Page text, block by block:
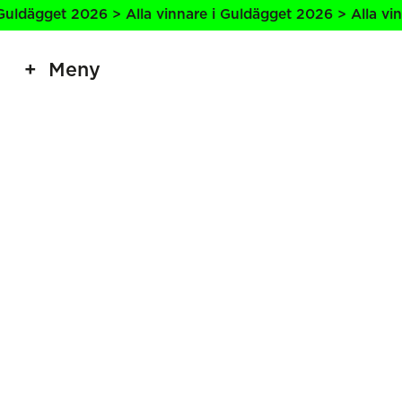
2026 > Alla vinnare i Guldägget 2026 > Alla
Meny